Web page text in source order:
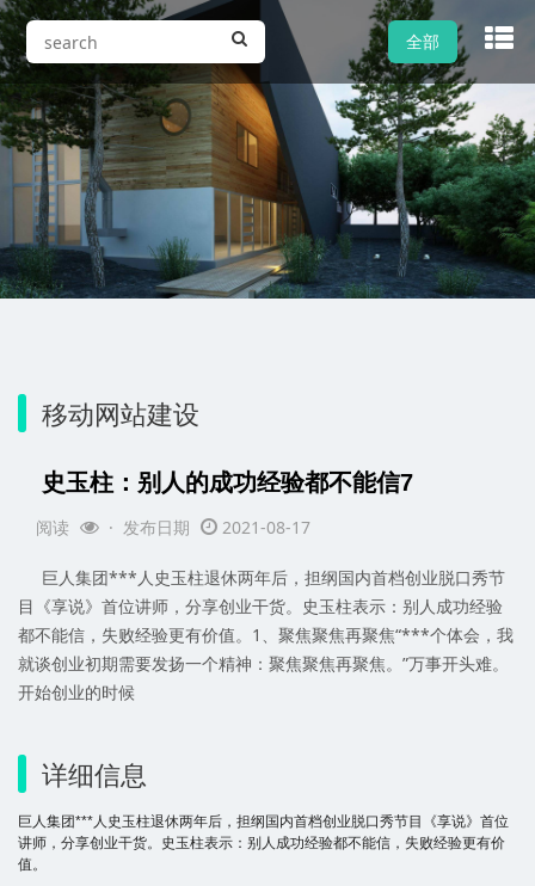
全部
移动网站建设
史玉柱：别人的成功经验都不能信7
阅读 · 发布日期 2021-08-17
巨人集团***人史玉柱退休两年后，担纲国内首档创业脱口秀节
目《享说》首位讲师，分享创业干货。史玉柱表示：别人成功经验
都不能信，失败经验更有价值。1、聚焦聚焦再聚焦“***个体会，我
就谈创业初期需要发扬一个精神：聚焦聚焦再聚焦。”万事开头难。
开始创业的时候
详细信息
巨人集团***人史玉柱退休两年后，担纲国内首档创业脱口秀节目《享说》首位
讲师，分享创业干货。史玉柱表示：别人成功经验都不能信，失败经验更有价
值。